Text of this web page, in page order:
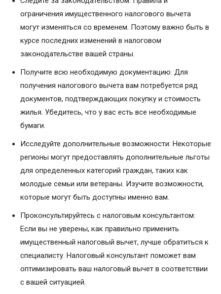
ограничения имущественного налогового вычета
могут изменяться со временем. Поэтому важно быть в
курсе последних изменений в налоговом
законодательстве вашей страны.
Получите всю необходимую документацию: Для
получения налогового вычета вам потребуется ряд
документов, подтверждающих покупку и стоимость
жилья. Убедитесь, что у вас есть все необходимые
бумаги.
Исследуйте дополнительные возможности: Некоторые
регионы могут предоставлять дополнительные льготы
для определенных категорий граждан, таких как
молодые семьи или ветераны. Изучите возможности,
которые могут быть доступны именно вам.
Проконсультируйтесь с налоговым консультантом:
Если вы не уверены, как правильно применить
имущественный налоговый вычет, лучше обратиться к
специалисту. Налоговый консультант поможет вам
оптимизировать ваш налоговый вычет в соответствии
с вашей ситуацией.